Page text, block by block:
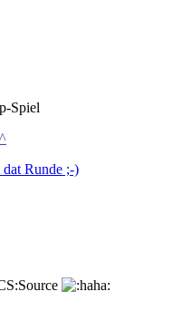
Spiel
Runde ;-)